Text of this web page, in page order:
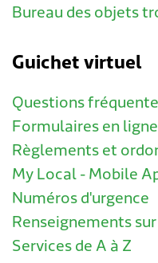
Bureau des objets
Guichet virtuel
Questions
Formulaires en ligne
Règlements et
My Local - Mobile
Numéros d'urgence
Renseignements
Services de A à Z